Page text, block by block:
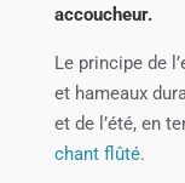
accoucheur.
Le principe de
et hameaux
et de l’été, en
chant flûté.